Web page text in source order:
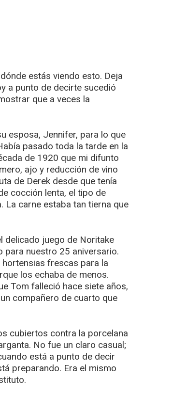
estás viendo esto. Deja
a punto de decirte sucedió
que a veces la
esposa, Jennifer, para lo que
pasado toda la tarde en la
de 1920 que mi difunto
ajo y reducción de vino
de Derek desde que tenía
cocción lenta, el tipo de
La carne estaba tan tierna que
delicado juego de Noritake
para nuestro 25 aniversario.
frescas para la
los echaba de menos.
Tom falleció hace siete años,
compañero de cuarto que
cubiertos contra la porcelana
No fue un claro casual;
está a punto de decir
preparando. Era el mismo